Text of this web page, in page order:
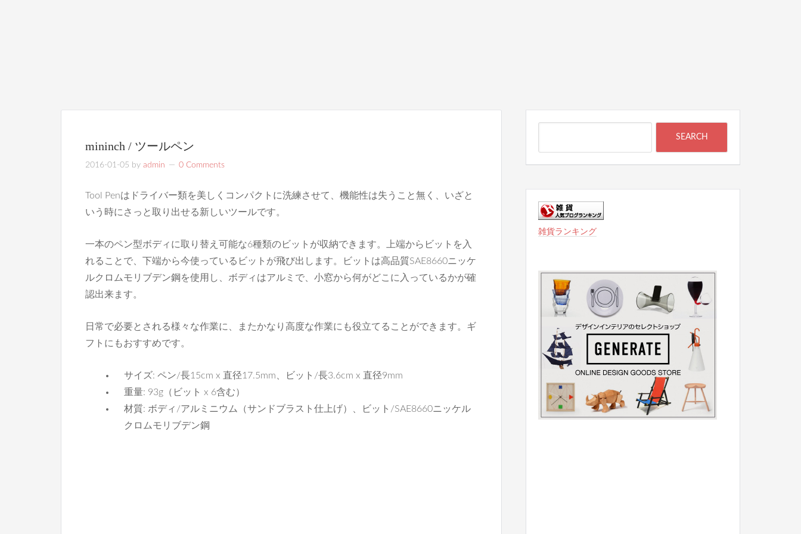
mininch / ツールペン
2016-01-05 by admin 0 Comments
Tool Penはドライバー類を美しくコンパクトに洗練させて、機能性は失うこと無く、いざと
いう時にさっと取り出せる新しいツールです。
一本のペン型ボディに取り替え可能な6種類のビットが収納できます。上端からビットを入
れることで、下端から今使っているビットが飛び出します。ビットは高品質SAE8660ニッケ
ルクロムモリブデン鋼を使用し、ボディはアルミで、小窓から何がどこに入っているかが確
認出来ます。
日常で必要とされる様々な作業に、またかなり高度な作業にも役立てることができます。ギ
フトにもおすすめです。
サイズ: ペン/長15cm x 直径17.5mm、ビット/長3.6cm x 直径9mm
重量: 93g（ビット x 6含む）
材質: ボディ/アルミニウム（サンドブラスト仕上げ）、ビット/SAE8660ニッケル
クロムモリブデン鋼
雑貨ランキング